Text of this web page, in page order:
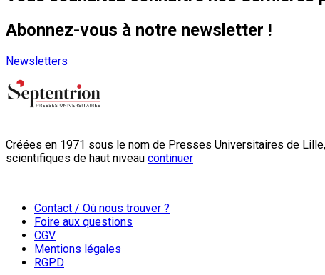
Abonnez-vous à notre newsletter !
Newsletters
Créées en 1971 sous le nom de Presses Universitaires de
scientifiques de haut niveau continuer
Contact / Où nous trouver ?
Foire aux questions
CGV
Mentions légales
RGPD